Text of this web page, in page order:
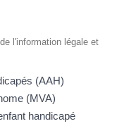
l'information légale et
(AAH)
(MVA)
handicapé